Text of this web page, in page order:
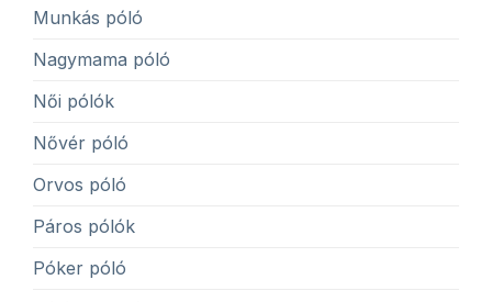
Munkás póló
Nagymama póló
Női pólók
Nővér póló
Orvos póló
Páros pólók
Póker póló